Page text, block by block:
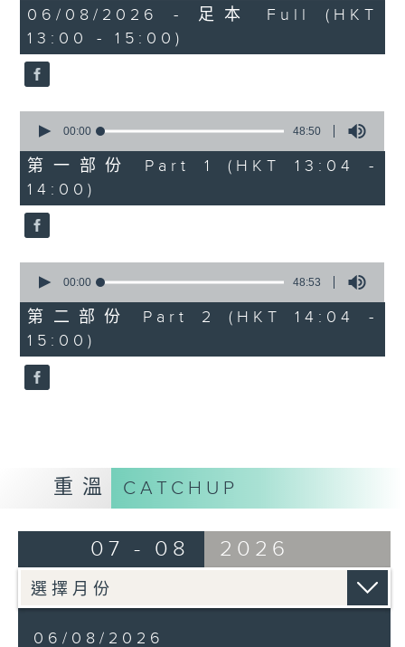
1
hour,
37
minutes,
33
seconds
06/08/2026 - 足本 Full (HKT
13:00 - 15:00)
seconds
48
minutes,
50
seconds
00:00 48:50
第一部份 Part 1 (HKT 13:04 -
14:00)
seconds
48
minutes,
53
seconds
00:00 48:53
第二部份 Part 2 (HKT 14:04 -
15:00)
重溫 CATCHUP
07 - 08 2026
06/08/2026